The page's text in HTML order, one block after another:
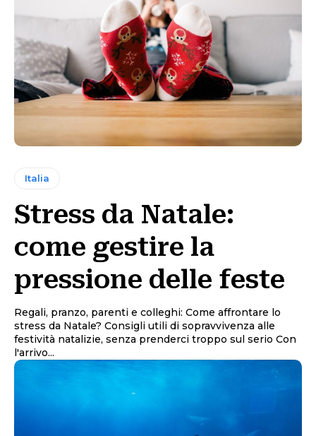
Italia
Stress da Natale:
come gestire la
pressione delle feste
Regali, pranzo, parenti e colleghi: Come affrontare lo
stress da Natale? Consigli utili di sopravvivenza alle
festività natalizie, senza prenderci troppo sul serio Con
l'arrivo...